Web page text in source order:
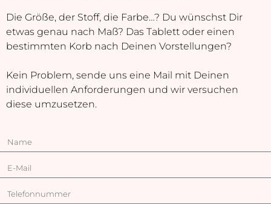
Die Größe, der Stoff, die Farbe…? Du wünschst Dir
etwas genau nach Maß? Das Tablett oder einen
bestimmten Korb nach Deinen Vorstellungen?
Kein Problem, sende uns eine Mail mit Deinen
individuellen Anforderungen und wir versuchen
diese umzusetzen.